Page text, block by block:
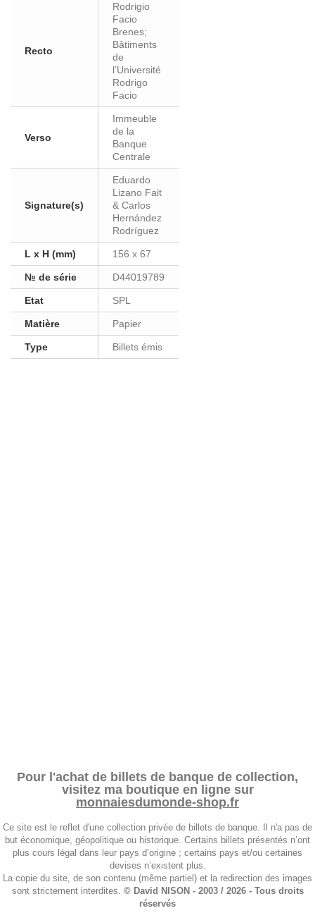
Recto
Rodrigio
Facio
Brenes;
Bâtiments
de
l’Université
Rodrigo
Facio
Verso
Immeuble
de la
Banque
Centrale
Signature(s)
Eduardo
Lizano Fait
& Carlos
Hernández
Rodríguez
L x H (mm) 156 x 67
№ de série D44019789
Etat SPL
Matière Papier
Type Billets émis
Pour l'achat de billets de banque de collection,
visitez ma boutique en ligne sur
monnaiesdumonde-shop.fr
Ce site est le reflet d'une collection privée de billets de banque. Il n'a pas de
but économique, géopolitique ou historique. Certains billets présentés n’ont
plus cours légal dans leur pays d’origine ; certains pays et/ou certaines
devises n’existent plus.
La copie du site, de son contenu (même partiel) et la redirection des images
sont strictement interdites. © David NISON - 2003 / 2026 - Tous droits
réservés